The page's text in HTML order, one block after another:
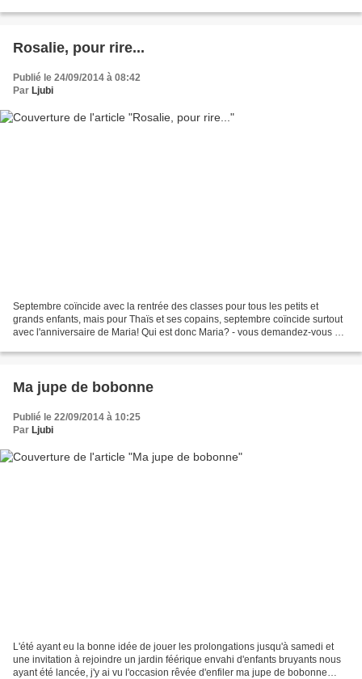
Rosalie, pour rire...
Publié le 24/09/2014 à 08:42
Par Ljubi
Septembre coïncide avec la rentrée des classes pour tous les petits et
grands enfants, mais pour Thaïs et ses copains, septembre coïncide surtout
avec l'anniversaire de Maria! Qui est donc Maria? - vous demandez-vous à
Ma jupe de bobonne
Publié le 22/09/2014 à 10:25
Par Ljubi
L'été ayant eu la bonne idée de jouer les prolongations jusqu'à samedi et
une invitation à rejoindre un jardin féérique envahi d'enfants bruyants nous
ayant été lancée, j'y ai vu l'occasion rêvée d'enfiler ma jupe de bobonne